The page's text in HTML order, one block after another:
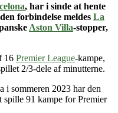
, har i sinde at hente
forbindelse meldes La
Aston Villa-stopper,
16 Premier League-kampe,
2/3-dele af minutterne.
sommeren 2023 har den
spille 91 kampe for Premier